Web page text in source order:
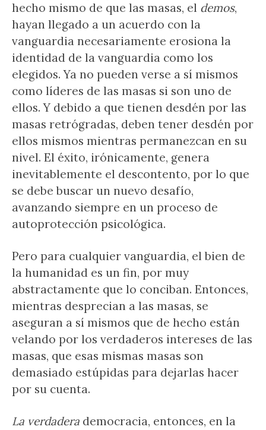
hecho mismo de que las masas, el demos,
hayan llegado a un acuerdo con la
vanguardia necesariamente erosiona la
identidad de la vanguardia como los
elegidos. Ya no pueden verse a sí mismos
como líderes de las masas si son uno de
ellos. Y debido a que tienen desdén por las
masas retrógradas, deben tener desdén por
ellos mismos mientras permanezcan en su
nivel. El éxito, irónicamente, genera
inevitablemente el descontento, por lo que
se debe buscar un nuevo desafío,
avanzando siempre en un proceso de
autoprotección psicológica.
Pero para cualquier vanguardia, el bien de
la humanidad es un fin, por muy
abstractamente que lo conciban. Entonces,
mientras desprecian a las masas, se
aseguran a sí mismos que de hecho están
velando por los verdaderos intereses de las
masas, que esas mismas masas son
demasiado estúpidas para dejarlas hacer
por su cuenta.
La verdadera democracia, entonces, en la